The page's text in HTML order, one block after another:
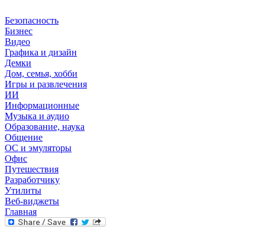
Безопасность
Бизнес
Видео
Графика и дизайн
Демки
Дом, семья, хобби
Игры и развлечения
ИИ
Информационные
Музыка и аудио
Образование, наука
Общение
ОС и эмуляторы
Офис
Путешествия
Разработчику
Утилиты
Веб-виджеты
Главная